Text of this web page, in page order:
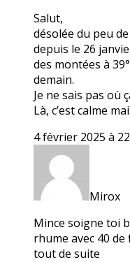
Salut,
désolée du peu
depuis le 26
des montées à
demain.
Je ne sais pas où
Là, c’est calme
4 février 2025 à
Mirox
Mince soigne toi
rhume avec 40
tout de suite